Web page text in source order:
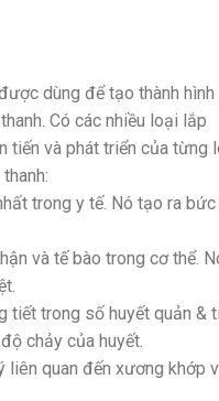
dùng để tạo thành hình
Có các nhiều loại lắp
tiến và phát triển của từng
trong y tế. Nó tạo ra bức
và tế bào trong cơ thể.
trong số huyết quản &
chảy của huyết.
liên quan đến xương khớp